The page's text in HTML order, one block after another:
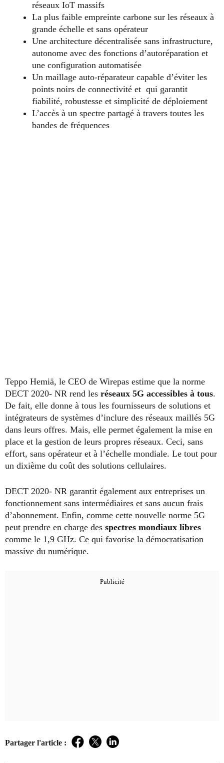
réseaux IoT massifs
La plus faible empreinte carbone sur les réseaux à
grande échelle et sans opérateur
Une architecture décentralisée sans infrastructure,
autonome avec des fonctions d’autoréparation et
une configuration automatisée
Un maillage auto-réparateur capable d’éviter les
points noirs de connectivité et qui garantit
fiabilité, robustesse et simplicité de déploiement
L’accès à un spectre partagé à travers toutes les
bandes de fréquences
Teppo Hemiä, le CEO de Wirepas estime que la norme
DECT 2020- NR rend les réseaux 5G accessibles à tous.
De fait, elle donne à tous les fournisseurs de solutions et
intégrateurs de systèmes d’inclure des réseaux maillés 5G
dans leurs offres. Mais, elle permet également la mise en
place et la gestion de leurs propres réseaux. Ceci, sans
effort, sans opérateur et à l’échelle mondiale. Le tout pour
un dixième du coût des solutions cellulaires.
DECT 2020- NR garantit également aux entreprises un
fonctionnement sans intermédiaires et sans aucun frais
d’abonnement. Enfin, comme cette nouvelle norme 5G
peut prendre en charge des spectres mondiaux libres
comme le 1,9 GHz. Ce qui favorise la démocratisation
massive du numérique.
Partager l'article : Facebook
TwitterLinkedIn